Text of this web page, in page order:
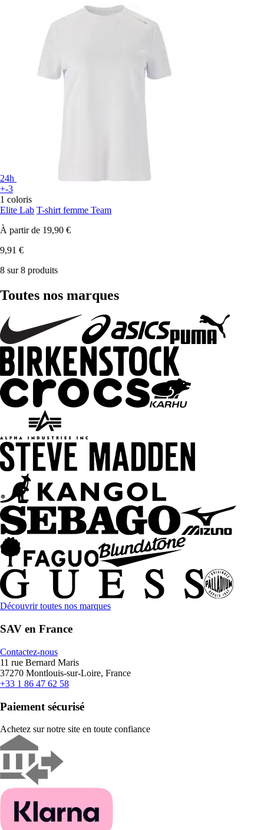
24h
+-3
1 coloris
Elite Lab T-shirt femme Team
À partir de 19,90 €
9,91 €
8 sur 8 produits
Toutes nos marques
Découvrir toutes nos marques
SAV en France
Contactez-nous
11 rue Bernard Maris
37270 Montlouis-sur-Loire, France
+33 1 86 47 62 58
Paiement sécurisé
Achetez sur notre site en toute confiance